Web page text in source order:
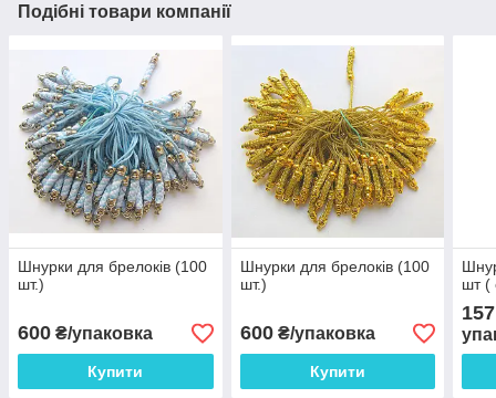
Подібні товари компанії
Шнурки для брелоків (100
шт.)
600 ₴/упаковка
Купити
Шнурки для брелоків (100
шт.)
600₴/упаковка
Купити
шт (